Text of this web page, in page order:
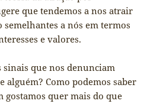
que tendemos a nos atrair
semelhantes a nós em termos
e valores.
sinais que nos denunciam
alguém? Como podemos saber
gostamos quer mais do que